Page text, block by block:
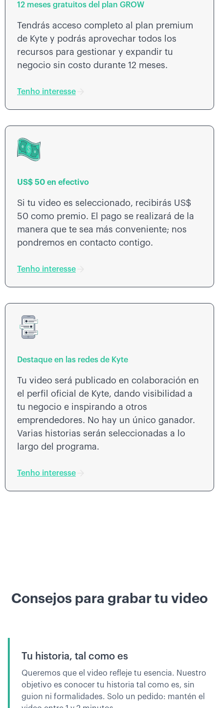
12 meses gratuitos del plan GROW
Tendrás acceso completo al plan premium
de Kyte y podrás aprovechar todos los
recursos para gestionar y expandir tu
negocio sin costo durante 12 meses.
Tenho interesse
US$ 50 en efectivo
Si tu video es seleccionado, recibirás US$
50 como premio. El pago se realizará de la
manera que te sea más conveniente; nos
pondremos en contacto contigo.
Tenho interesse
Destaque en las redes de Kyte
Tu video será publicado en colaboración en
el perfil oficial de Kyte, dando visibilidad a
tu negocio e inspirando a otros
emprendedores. No hay un único ganador.
Varias historias serán seleccionadas a lo
largo del programa.
Tenho interesse
Consejos para grabar tu video
Tu historia, tal como es
Queremos que el video refleje tu esencia. Nuestro
objetivo es conocer tu historia tal como es, sin
guion ni formalidades. Solo un pedido: mantén el